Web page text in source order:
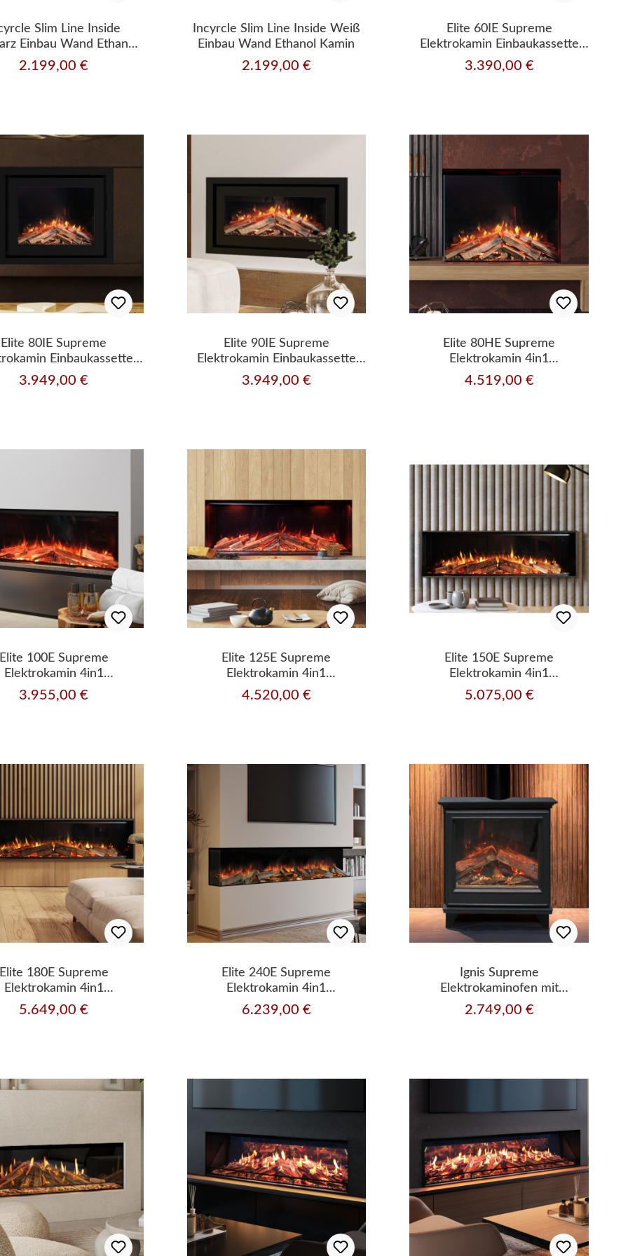
Slim Line Inside
Einbau Wand Ethanol
Kamin
Regulärer Preis:
2.199,00 €
Incyrcle Slim Line Inside Weiß
Einbau Wand Ethanol Kamin
Regulärer Preis:
2.199,00 €
Elite 60IE Supreme
Elektrokamin Einbaukassette
mit Heizleistung
Regulärer Preis:
3.390,00 €
Elite 80IE Supreme
Einbaukassette
mit Wärmeleistung
Regulärer Preis:
3.949,00 €
Elite 90IE Supreme
Elektrokamin Einbaukassette
mit Heizleistung
Regulärer Preis:
3.949,00 €
Elite 80HE Supreme
Elektrokamin 4in1
Einbaukassette mit
Wärmeleistung
Regulärer Preis:
4.519,00 €
100E Supreme
Elektrokamin 4in1
mit Heizleistung
Regulärer Preis:
3.955,00 €
Elite 125E Supreme
Elektrokamin 4in1
Einbaukassette mit Heizleistung
Regulärer Preis:
4.520,00 €
Elite 150E Supreme
Elektrokamin 4in1
Einbaukassette mit Heizleistung
Regulärer Preis:
5.075,00 €
180E Supreme
Elektrokamin 4in1
mit Heizleistung
Regulärer Preis:
5.649,00 €
Elite 240E Supreme
Elektrokamin 4in1
Einbaukassette mit Heizleistung
Regulärer Preis:
6.239,00 €
Ignis Supreme
Elektrokaminofen mit
Heizleistung
Regulärer Preis:
2.749,00 €